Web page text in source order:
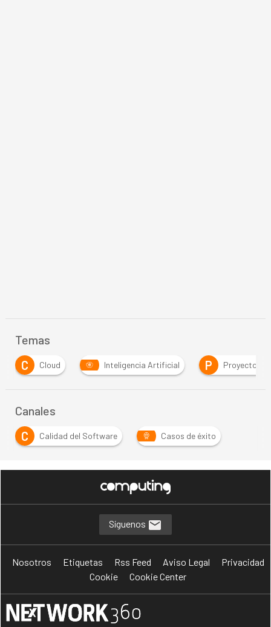
Temas
Inteligencia Artificial P Proyectos R RPA
Canales
C
Calidad del Software Casos de éxito
Síguenos
Nosotros Etiquetas Rss Feed Aviso Legal
Privacidad
Cookie
Cookie Center